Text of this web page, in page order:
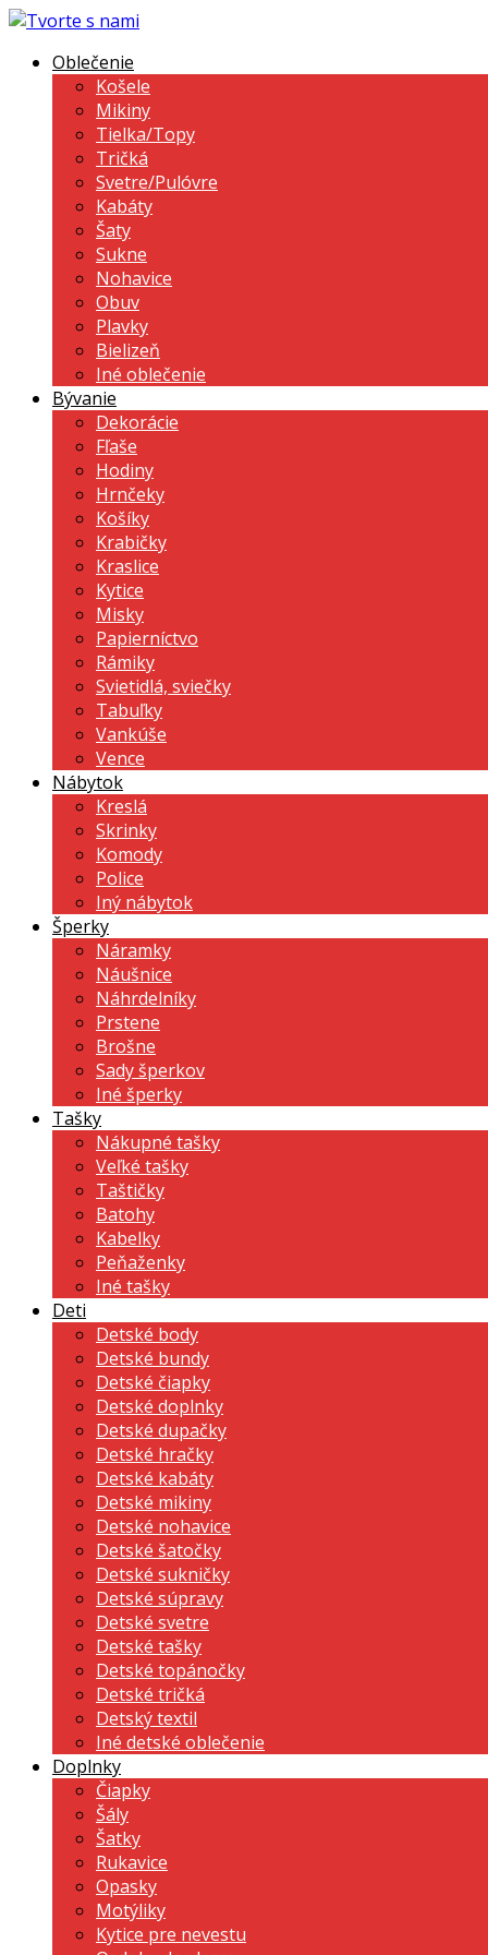
Oblečenie
Košele
Mikiny
Tielka/Topy
Tričká
Svetre/Pulóvre
Kabáty
Šaty
Sukne
Nohavice
Obuv
Plavky
Bielizeň
Iné oblečenie
Bývanie
Dekorácie
Fľaše
Hodiny
Hrnčeky
Košíky
Krabičky
Kraslice
Kytice
Misky
Papierníctvo
Rámiky
Svietidlá, sviečky
Tabuľky
Vankúše
Vence
Nábytok
Kreslá
Skrinky
Komody
Police
Iný nábytok
Šperky
Náramky
Náušnice
Náhrdelníky
Prstene
Brošne
Sady šperkov
Iné šperky
Tašky
Nákupné tašky
Veľké tašky
Taštičky
Batohy
Kabelky
Peňaženky
Iné tašky
Deti
Detské body
Detské bundy
Detské čiapky
Detské doplnky
Detské dupačky
Detské hračky
Detské kabáty
Detské mikiny
Detské nohavice
Detské šatočky
Detské sukničky
Detské súpravy
Detské svetre
Detské tašky
Detské topánočky
Detské tričká
Detský textil
Iné detské oblečenie
Doplnky
Čiapky
Šály
Šatky
Rukavice
Opasky
Motýliky
Kytice pre nevestu